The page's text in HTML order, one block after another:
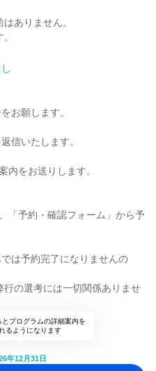
ありません。
お願します。
信いたします。
内をお送りします。
「予約・確認フォーム」から予
は予約完了になりませんの
行の選考には一切関係ありませ
とプログラムの詳細案内を
るようになります
年12月31日